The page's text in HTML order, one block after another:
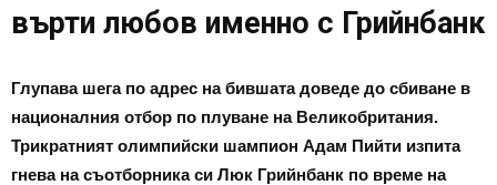
върти любов именно с Грийнбанк
Глупава шега по адрес на бившата доведе до сбиване в
националния отбор по плуване на Великобритания.
Трикратният олимпийски шампион Адам Пийти изпита
гнева на съотборника си Люк Грийнбанк по време на